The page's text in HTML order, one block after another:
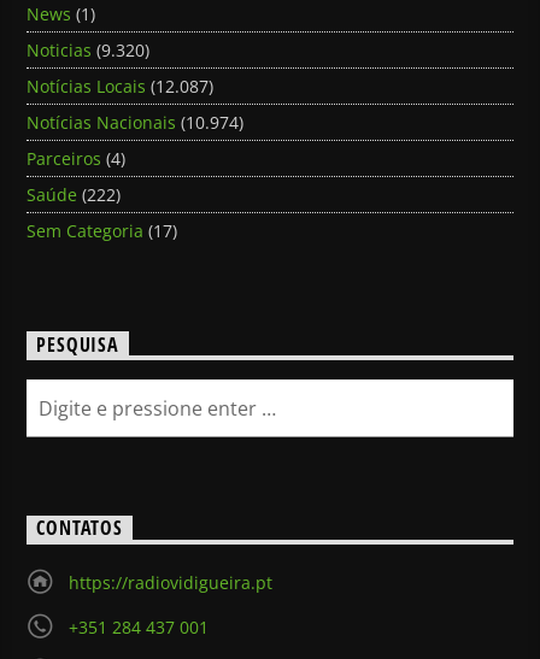
News (1)
Noticias (9.320)
Notícias Locais (12.087)
Notícias Nacionais (10.974)
Parceiros (4)
Saúde (222)
Sem Categoria (17)
PESQUISA
CONTATOS
https://radiovidigueira.pt
+351 284 437 001